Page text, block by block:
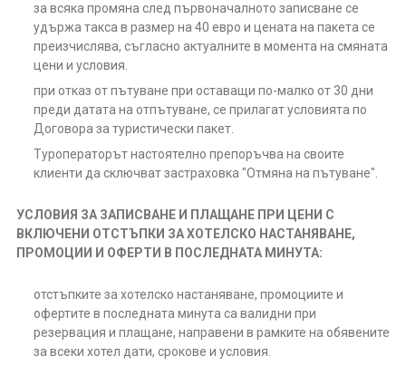
за всяка промяна след първоначалното записване се
удържа такса в размер на 40 евро и цената на пакета се
преизчислява, съгласно актуалните в момента на смяната
цени и условия.
при отказ от пътуване при оставащи по-малко от 30 дни
преди датата на отпътуване, се прилагат условията по
Договора за туристически пакет.
Туроператорът настоятелно препоръчва на своите
клиенти да сключват застраховка "Отмяна на пътуване".
УСЛОВИЯ ЗА ЗАПИСВАНЕ И ПЛАЩАНЕ ПРИ ЦЕНИ С
ВКЛЮЧЕНИ ОТСТЪПКИ ЗА ХОТЕЛСКО НАСТАНЯВАНЕ,
ПРОМОЦИИ И ОФЕРТИ В ПОСЛЕДНАТА МИНУТА:
отстъпките за хотелско настаняване, промоциите и
офертите в последната минута са валидни при
резервация и плащане, направени в рамките на обявените
за всеки хотел дати, срокове и условия.